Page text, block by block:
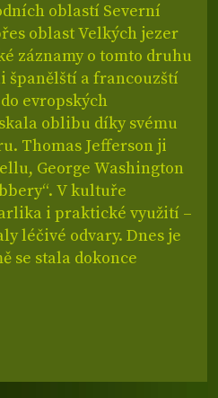
oblastí Severní
oblast Velkých jezer
záznamy o tomto druhu
španělští a francouzští
evropských
oblibu díky svému
Thomas Jefferson ji
George Washington
V kultuře
i praktické využití –
léčivé odvary. Dnes je
se stala dokonce